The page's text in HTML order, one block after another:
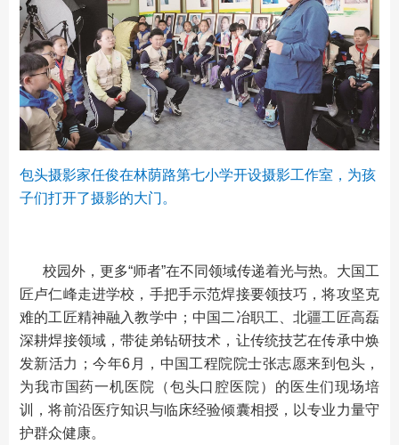
包头摄影家任俊在林荫路第七小学开设摄影工作室，为孩
子们打开了摄影的大门。
校园外，更多“师者”在不同领域传递着光与热。大国工
匠卢仁峰走进学校，手把手示范焊接要领技巧，将攻坚克
难的工匠精神融入教学中；中国二冶职工、北疆工匠高磊
深耕焊接领域，带徒弟钻研技术，让传统技艺在传承中焕
发新活力；今年6月，中国工程院院士张志愿来到包头，
为我市国药一机医院（包头口腔医院）的医生们现场培
训，将前沿医疗知识与临床经验倾囊相授，以专业力量守
护群众健康。